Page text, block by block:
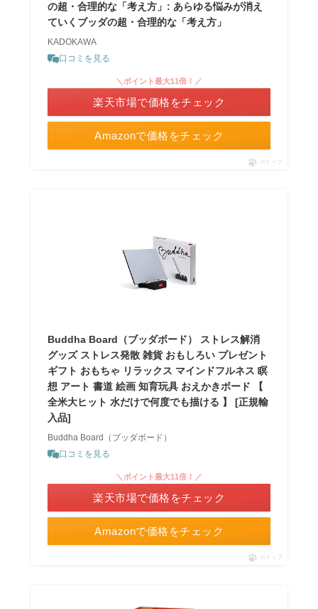
の超・合理的な「考え方」: あらゆる悩みが消え
ていくブッダの超・合理的な「考え方」
KADOKAWA
口コミを見る
Amazonで価格をチェック
＼ポイント最大11倍！／
楽天市場で価格をチェック
ポチップ
Buddha Board（ブッダボード） ストレス解消
グッズ ストレス発散 雑貨 おもしろい プレゼント
ギフト おもちゃ リラックス マインドフルネス 瞑
想 アート 書道 絵画 知育玩具 おえかきボード 【
全米大ヒット 水だけで何度でも描ける 】 [正規輸
入品]
Buddha Board（ブッダボード）
口コミを見る
Amazonで価格をチェック
＼ポイント最大11倍！／
楽天市場で価格をチェック
ポチップ